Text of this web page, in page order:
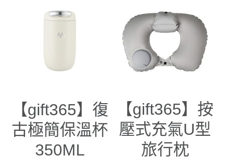
【gift365】復
古極簡保溫杯
350ML
【gift365】按
壓式充氣U型
旅行枕